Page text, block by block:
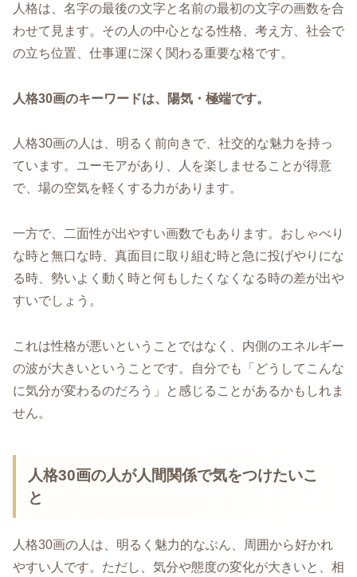
人格は、名字の最後の文字と名前の最初の文字の画数を合
わせて見ます。その人の中心となる性格、考え方、社会で
の立ち位置、仕事運に深く関わる重要な格です。
人格30画のキーワードは、陽気・極端です。
人格30画の人は、明るく前向きで、社交的な魅力を持っ
ています。ユーモアがあり、人を楽しませることが得意
で、場の空気を軽くする力があります。
一方で、二面性が出やすい画数でもあります。おしゃべり
な時と無口な時、真面目に取り組む時と急に投げやりにな
る時、勢いよく動く時と何もしたくなくなる時の差が出や
すいでしょう。
これは性格が悪いということではなく、内側のエネルギー
の波が大きいということです。自分でも「どうしてこんな
に気分が変わるのだろう」と感じることがあるかもしれま
せん。
人格30画の人が人間関係で気をつけたいこ
と
人格30画の人は、明るく魅力的なぶん、周囲から好かれ
やすい人です。ただし、気分や態度の変化が大きいと、相